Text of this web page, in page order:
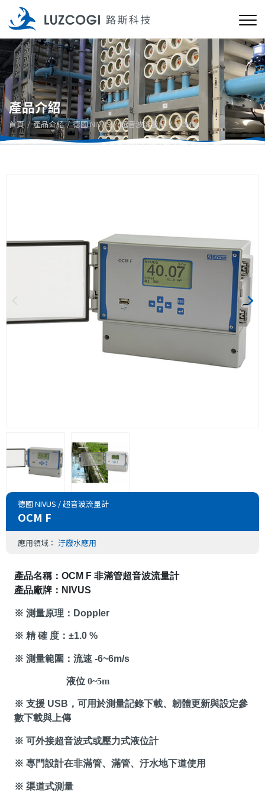
產品介紹
首頁 產品介紹 德國 NIVUS 超音波流量計 OCM F
德國 NIVUS /超音波流量計
OCM F
應用領域： 汙廢水應用
產品名稱：OCM F 非滿管超音波流量計
產品廠牌： NIVUS
※ 測量原理： Doppler
※ 精 確 度：±1.0 %
※ 測量範圍：流速 -6~6m/s
液位 0~5m
※ 支援 USB ，可用於測量記錄下載、韌體更新與設定參
數下載與上傳
※ 可外接超音波式或壓力式液位計
※ 專門設計在非滿管、滿管、汙水地下道使用
※ 渠道式測量